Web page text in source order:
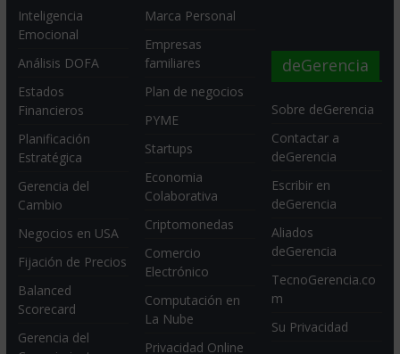
Inteligencia
Emocional
Análisis DOFA
Estados
Financieros
Planificación
Estratégica
Gerencia del
Cambio
Negocios en USA
Fijación de Precios
Balanced
Scorecard
Gerencia del
Marca Personal
Empresas
familiares
Plan de negocios
PYME
Startups
Economia
Colaborativa
Criptomonedas
Comercio
Electrónico
Computación en
La Nube
Privacidad Online
deGerencia
Sobre deGerencia
Contactar a
deGerencia
Escribir en
deGerencia
Aliados
deGerencia
TecnoGerencia.co
m
Su Privacidad